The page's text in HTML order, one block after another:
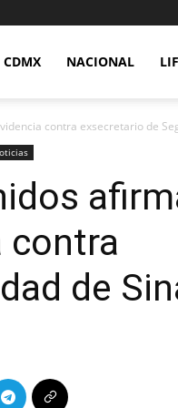
CDMX NACIONAL
contra exsecretario de
contra
de